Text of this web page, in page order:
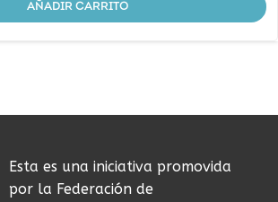
AÑADIR CARRITO
Esta es una iniciativa promovida
por la Federación de